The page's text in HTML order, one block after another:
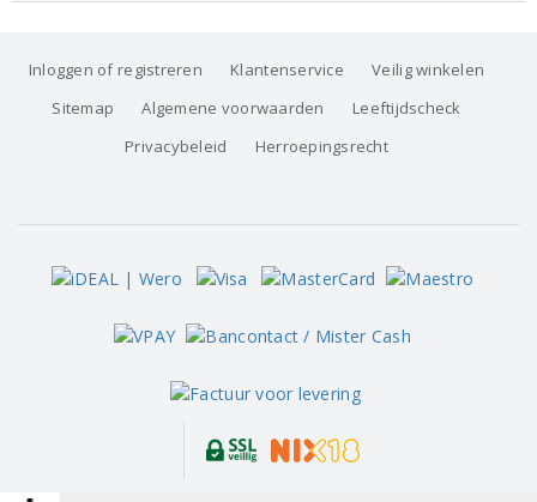
Inloggen of registreren Klantenservice
Veilig winkelen
Sitemap
Algemene voorwaarden
Leeftijdscheck
Privacybeleid
Herroepingsrecht